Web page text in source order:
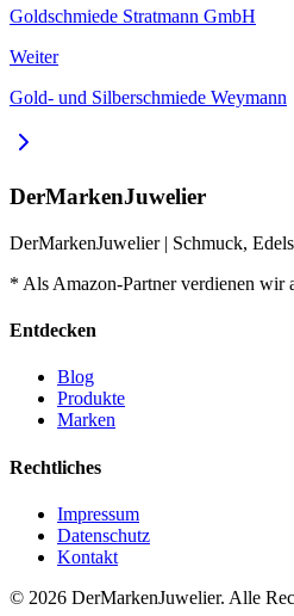
Goldschmiede Stratmann GmbH
Weiter
Gold- und Silberschmiede Weymann
DerMarkenJuwelier
DerMarkenJuwelier | Schmuck,
* Als Amazon-Partner verdienen wir
Entdecken
Blog
Produkte
Marken
Rechtliches
Impressum
Datenschutz
Kontakt
© 2026 DerMarkenJuwelier. Alle